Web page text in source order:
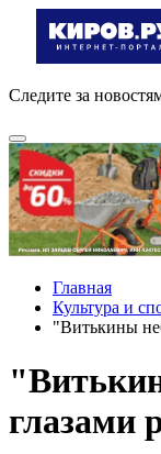
Следите за
Главная
Культура и
"Витькины
глазами